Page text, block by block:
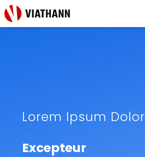
Lorem Ipsum Dolor
Excepteur